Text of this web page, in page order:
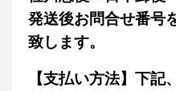
発送後お問合せ番号
致します。
【支払い方法】下記